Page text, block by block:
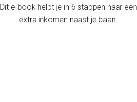
Dit e-book helpt je in 6 stappen naar een
extra inkomen naast je baan.